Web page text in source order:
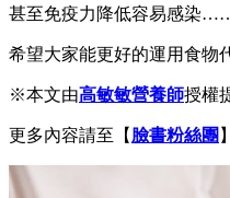
甚至免疫力降低容易感染
希望大家能更好的運用食物
※本文由高敏敏營養師授權
更多內容請至【 臉書粉絲團